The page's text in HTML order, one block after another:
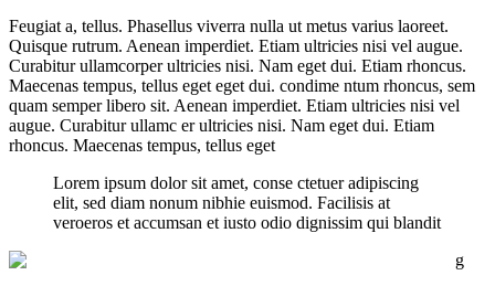
Feugiat a, tellus. Phasellus viverra nulla ut metus varius laoreet.
Quisque rutrum. Aenean imperdiet. Etiam ultricies nisi vel augue.
Curabitur ullamcorper ultricies nisi. Nam eget dui. Etiam rhoncus.
Maecenas tempus, tellus eget eget dui. condime ntum rhoncus, sem
quam semper libero sit. Aenean imperdiet. Etiam ultricies nisi vel
augue. Curabitur ullamc er ultricies nisi. Nam eget dui. Etiam
rhoncus. Maecenas tempus, tellus eget
Lorem ipsum dolor sit amet, conse ctetuer adipiscing
elit, sed diam nonum nibhie euismod. Facilisis at
veroeros et accumsan et iusto odio dignissim qui blandit